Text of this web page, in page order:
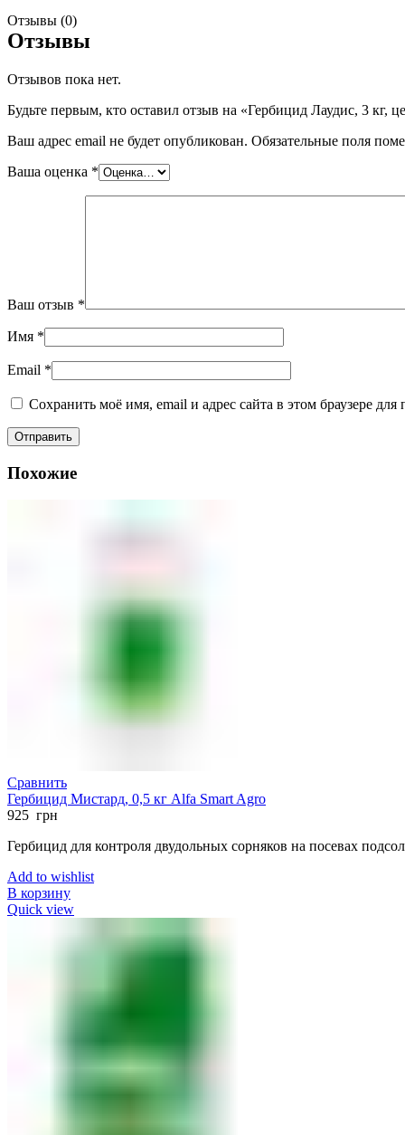
Отзывы (0)
Отзывы
Отзывов пока нет.
Будьте первым, кто оставил отзыв на «Гербицид Лаудис, 3 кг,
Ваш адрес email не будет опубликован. Обязательные поля
Ваша оценка *
Ваш отзыв *
Имя *
Email *
Сохранить моё имя, email и адрес сайта в этом браузере
Похожие
Сравнить
Гербицид Мистард, 0,5 кг Alfa Smart Agro
925 грн
Гербицид для контроля двудольных сорняков на посевах
Add to wishlist
В корзину
Quick view